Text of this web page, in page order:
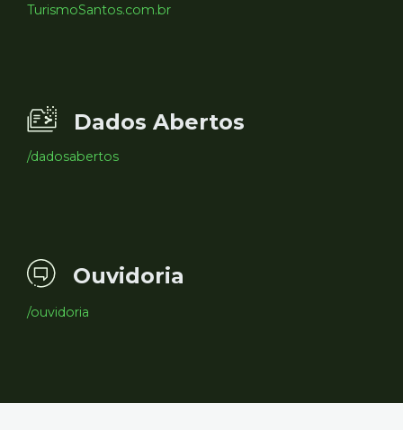
TurismoSantos.com.br
Dados Abertos
/dadosabertos
Ouvidoria
/ouvidoria